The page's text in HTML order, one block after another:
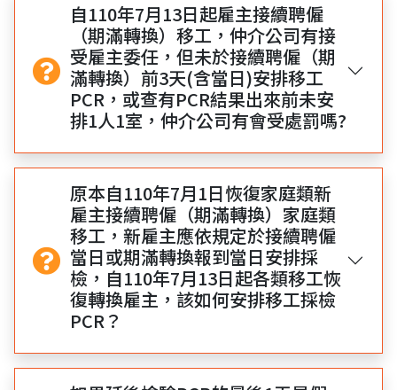
自110年7月13日起雇主接續聘僱
（期滿轉換）移工，仲介公司有接
受雇主委任，但未於接續聘僱（期
滿轉換）前3天(含當日)安排移工
PCR，或查有PCR結果出來前未安
排1人1室，仲介公司有會受處罰嗎?
原本自110年7月1日恢復家庭類新
雇主接續聘僱（期滿轉換）家庭類
移工，新雇主應依規定於接續聘僱
當日或期滿轉換報到當日安排採
檢，自110年7月13日起各類移工恢
復轉換雇主，該如何安排移工採檢
PCR？